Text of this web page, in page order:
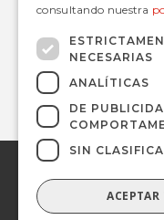
+34 916 021 900
C/ San Norberto, 48
© 2019 Avanza.
reservados.
consultando nuestra
NECESARIAS
ANALÍTICAS
DE
SIN
ACEPTAR